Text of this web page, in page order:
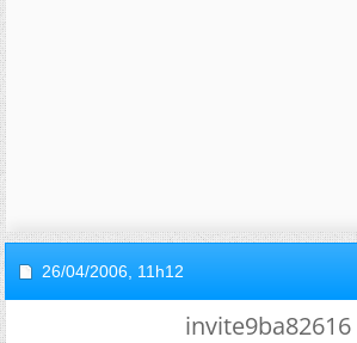
26/04/2006, 11h12
invite9ba82616